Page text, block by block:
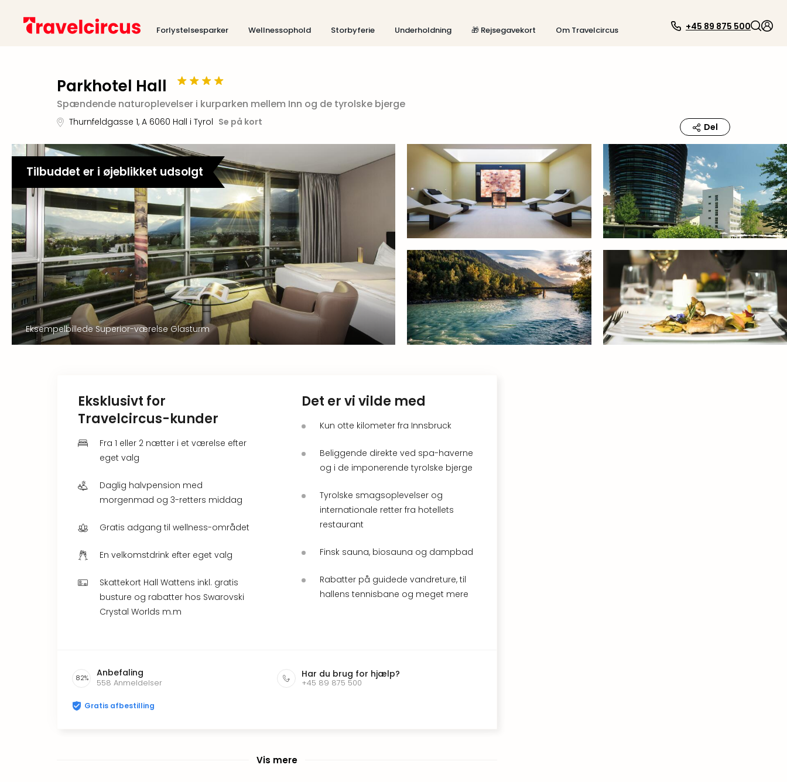
Forlystelsesparker Wellnessophold Storbyferie Underholdning 🎁 Rejsegavekort Om Travelcircus +45 89 875 500
Parkhotel Hall
Spændende naturoplevelser i kurparken mellem Inn og de tyrolske bjerge
Thurnfeldgasse 1, A 6060 Hall i Tyrol Se på kort Del
Tilbuddet er i øjeblikket udsolgt
Eksempelbillede Superior-værelse Glasturm
Eksklusivt for
Travelcircus-kunder
Fra 1 eller 2 nætter i et værelse efter
eget valg
Daglig halvpension med
morgenmad og 3-retters middag
Gratis adgang til wellness-området
En velkomstdrink efter eget valg
Skattekort Hall Wattens inkl. gratis
busture og rabatter hos Swarovski
Crystal Worlds m.m
Det er vi vilde med
Kun otte kilometer fra Innsbruck
Beliggende direkte ved spa-haverne
og i de imponerende tyrolske bjerge
Tyrolske smagsoplevelser og
internationale retter fra hotellets
restaurant
Finsk sauna, biosauna og dampbad
Rabatter på guidede vandreture, til
hallens tennisbane og meget mere
82% Anbefaling
558 Anmeldelser
Har du brug for hjælp?
+45 89 875 500
Gratis afbestilling
Vis mere